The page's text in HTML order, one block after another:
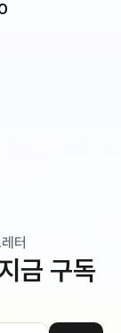
터
금 구독